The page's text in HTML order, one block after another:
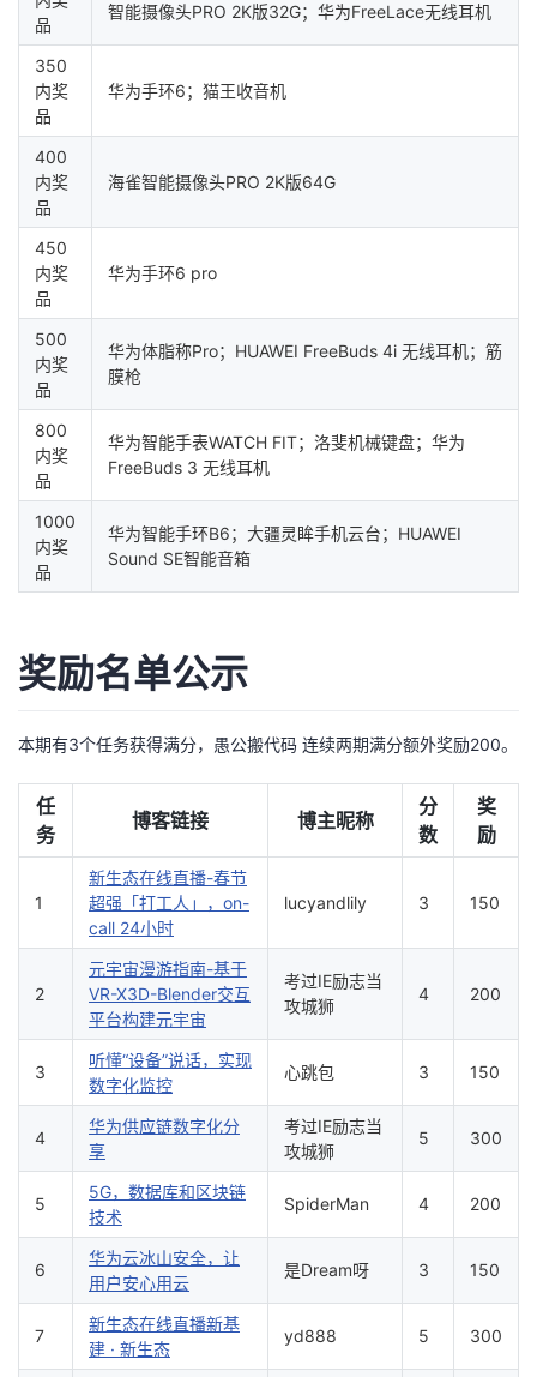
学
堂
我
的
课
程
我
的
认
证
我
的
实
验
我
的
收
持
我
的
技
术
支
持
我
的
云
声
建
议
品
智能摄像头PRO 2K版32G；华为FreeLace无线耳机
350
内奖
品
华为手环6；猫王收音机
400
内奖
品
海雀智能摄像头PRO 2K版64G
450
内奖
品
华为手环6 pro
500
内奖
品
华为体脂称Pro；HUAWEI FreeBuds 4i 无线耳机；筋
膜枪
800
内奖
品
华为智能手表WATCH FIT；洛斐机械键盘；华为
FreeBuds 3 无线耳机
1000
内奖
品
华为智能手环B6；大疆灵眸手机云台；HUAWEI
Sound SE智能音箱
奖励名单公示
本期有3个任务获得满分，愚公搬代码 连续两期满分额外奖励200。
任
务
博客链接 博主昵称
分
数
奖
励
1
新生态在线直播-春节
超强「打工人」，on-
call 24小时
lucyandlily 3 150
2
元宇宙漫游指南-基于
VR-X3D-Blender交互
平台构建元宇宙
考过IE励志当
攻城狮
4 200
3
听懂“设备”说话，实现
数字化监控
心跳包 3 150
4
华为供应链数字化分
享
考过IE励志当
攻城狮
5 300
5
5G，数据库和区块链
技术
SpiderMan 4 200
6
华为云冰山安全，让
用户安心用云
是Dream呀 3 150
7
新生态在线直播新基
建 · 新生态
yd888 5 300